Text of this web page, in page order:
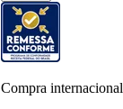
Compra internacional